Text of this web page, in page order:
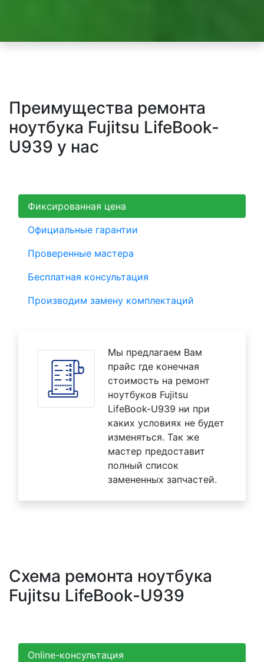
Преимущества ремонта
ноутбука Fujitsu LifeBook-
U939 у нас
Фиксированная цена
Официальные гарантии
Проверенные мастера
Бесплатная консультация
Производим замену комплектаций
Мы предлагаем Вам
прайс где конечная
стоимость на ремонт
ноутбуков Fujitsu
LifeBook-U939 ни при
каких условиях не будет
изменяться. Так же
мастер предоставит
полный список
замененных запчастей.
Схема ремонта ноутбука
Fujitsu LifeBook-U939
Online-консультация